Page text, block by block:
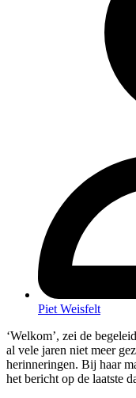
Piet Weisfelt
‘Welkom’, zei de
al vele jaren niet meer
herinneringen. Bij haar
het bericht op de laatste